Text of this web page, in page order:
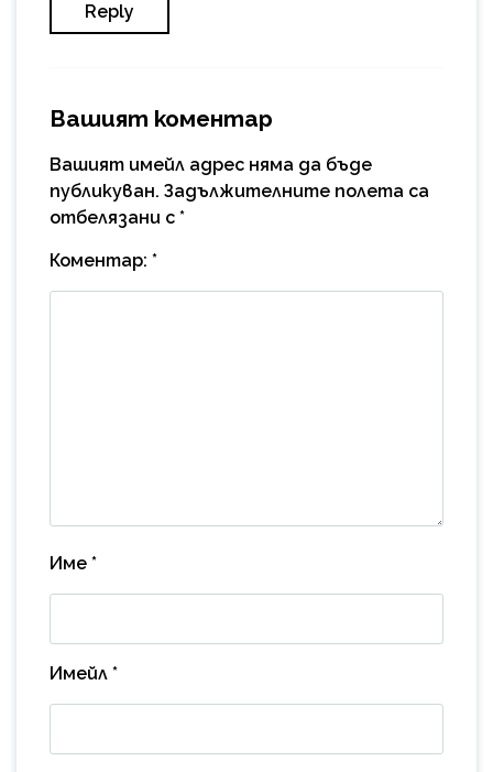
Reply
Вашият коментар
Вашият имейл адрес няма да бъде
публикуван. Задължителните полета са
отбелязани с *
Коментар: *
Име *
Имейл *